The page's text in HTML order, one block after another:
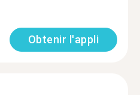
Obtenir l'appli